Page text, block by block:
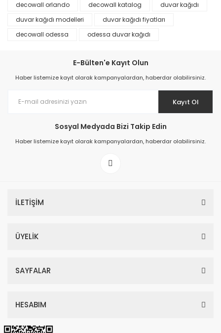
Prime ArtDECO Duvar Kağıdı Tutkalı 500 gr
199,00 TL
decowall orlando
decowall katalog
duvar kağıdı
duvar kağıdı modelleri
duvar kağıdı fiyatları
decowall odessa
odessa duvar kağıdı
E-Bülten'e Kayıt Olun
Haber listemize kayıt olarak kampanyalardan, haberdar olabilirsiniz.
Kayıt Ol
Sosyal Medyada Bizi Takip Edin
Haber listemize kayıt olarak kampanyalardan, haberdar olabilirsiniz.
İLETİŞİM
ÜYELİK
SAYFALAR
HESABIM